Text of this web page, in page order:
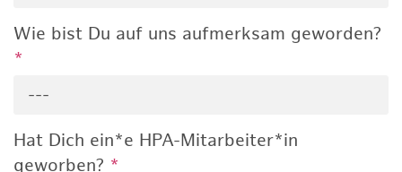
Wie bist Du auf uns aufmerksam geworden?
*
---
Hat Dich ein*e HPA-Mitarbeiter*in
geworben? *